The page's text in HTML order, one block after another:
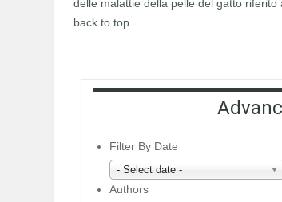
delle malattie della pelle del gatto
back to top
Filter By Date
- Select date -
Authors